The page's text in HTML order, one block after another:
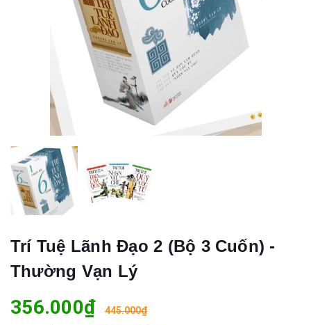
Trí Tuệ Lãnh Đạo 2 (Bộ 3 Cuốn) -
Thường Vạn Lý
356.000₫ 445.000₫